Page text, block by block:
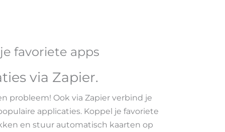
favoriete apps
via Zapier.
probleem! Ook via Zapier verbind je
applicaties. Koppel je favoriete
en stuur automatisch kaarten op